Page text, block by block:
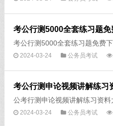
考公行测5000全套练习题免
考公行测5000全套练习题免费下
2024-03-24 公务员考试
考公行测申论视频讲解练习
公考行测申论视频讲解练习资料
2024-03-24 公务员考试